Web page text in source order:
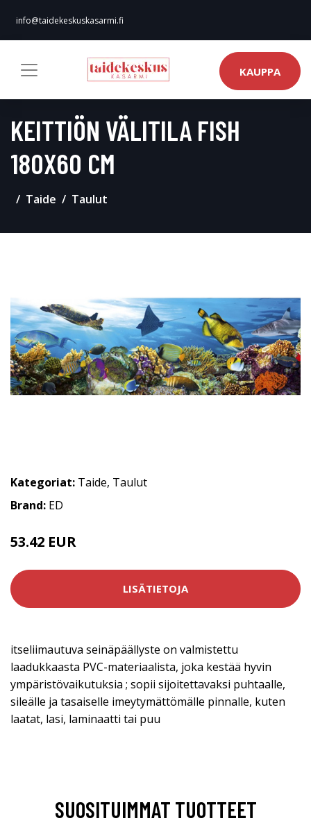
info@taidekeskuskasarmi.fi
KAUPPA
KEITTIÖN VÄLITILA FISH
180X60 CM
Taide Taulut
Kategoriat: Taide, Taulut
Brand: ED
53.42 EUR
LISÄTIETOJA
itseliimautuva seinäpäällyste on valmistettu
laadukkaasta PVC-materiaalista, joka kestää hyvin
ympäristövaikutuksia ; sopii sijoitettavaksi puhtaalle,
sileälle ja tasaiselle imeytymättömälle pinnalle, kuten
laatat, lasi, laminaatti tai puu
SUOSITUIMMAT TUOTTEET